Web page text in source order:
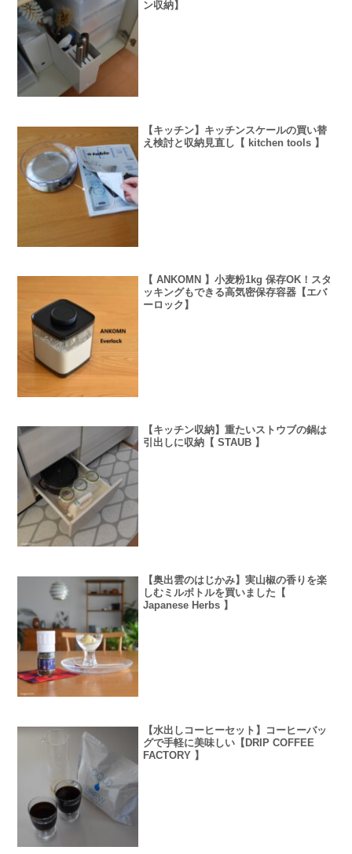
ン収納】
【キッチン】キッチンスケールの買い替
え検討と収納見直し【 kitchen tools 】
【 ANKOMN 】小麦粉1kg 保存OK！スタ
ッキングもできる高気密保存容器【エバ
ーロック】
【キッチン収納】重たいストウブの鍋は
引出しに収納【 STAUB 】
【奥出雲のはじかみ】実山椒の香りを楽
しむミルボトルを買いました【
Japanese Herbs 】
【水出しコーヒーセット】コーヒーバッ
グで手軽に美味しい【DRIP COFFEE
FACTORY 】